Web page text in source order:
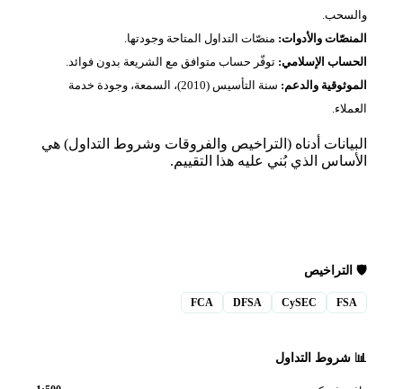
والأدوات:منصّات التداول المتاحة وجودتها.
الإسلامي:توفّر حساب متوافق مع الشريعة بدون فوائد.
والدعم:
سنة التأسيس (2010)، السمعة، وجودة خدمة
أدناه (التراخيص والفروقات وشروط التداول) هي
الذي بُني عليه هذا التقييم.
CySEC
DFSA
FCA
التداول